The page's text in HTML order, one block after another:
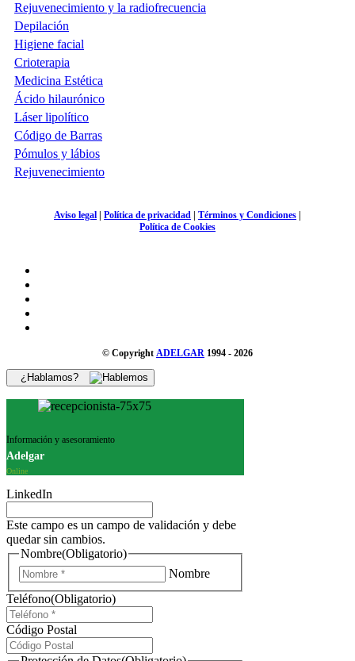
Rejuvenecimiento y la radiofrecuencia
Depilación
Higiene facial
Crioterapia
Medicina Estética
Ácido hilaurónico
Láser lipolítico
Código de Barras
Pómulos y lábios
Rejuvenecimiento
Aviso legal Política de privacidad Términos y Condiciones
Política de Cookies
© Copyright ADELGAR 1994 - 2026
¿Hablamos?
Información y asesoramiento
Adelgar
Online
LinkedIn
Este campo es un campo de validación y debe
quedar sin cambios.
Nombre(Obligatorio)
Nombre
Teléfono(Obligatorio)
Código Postal